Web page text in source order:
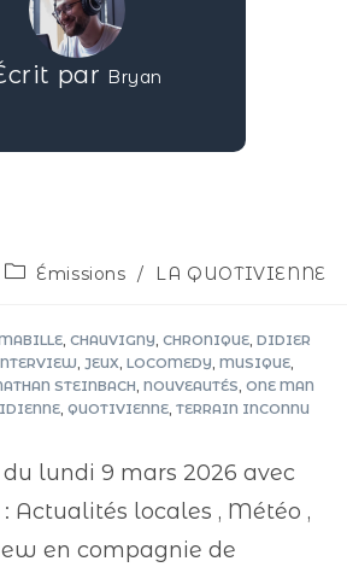
par Bryan
Émissions / LA QUOTIVIENNE
CHAUVIGNY CHRONIQUE DIDIER
JEUX LOCOMEDY MUSIQUE
STEINBACH NOUVEAUTÉS ONE MAN
QUOTIVIENNE TERRAIN INCONNU
lundi 9 mars 2026 avec
Actualités locales , Météo ,
en compagnie de